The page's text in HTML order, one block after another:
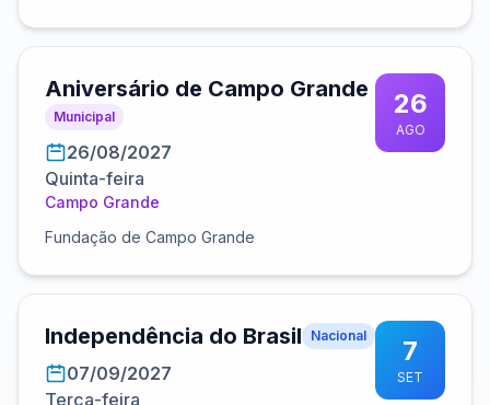
Aniversário de Campo Grande
Municipal
26/08/2027
Quinta-feira
Campo Grande
Fundação de Campo Grande
26
AGO
Independência do Brasil Nacional
07/09/2027
Terça-feira
7
SET